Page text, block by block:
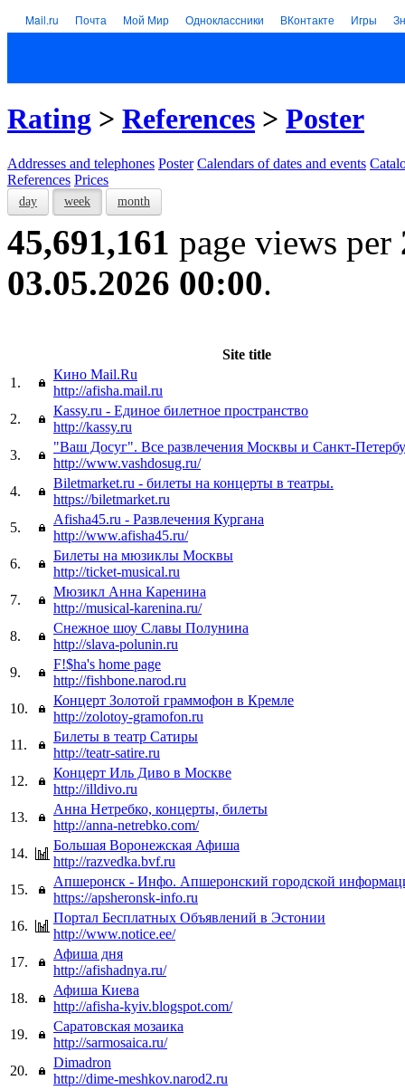
Mail.ru Почта Мой Мир Одноклассники ВКонтакте Игры
Rating > References > Poster
Addresses and telephones Poster Calendars of dates and events
References Prices
day week month
45,691,161 page views per
03.05.2026 00:00.
Site title
1.
Кино Mail.Ru
http://afisha.mail.ru
2.
Кassy.ru - Единое билетное пространство
http://kassy.ru
3.
"Ваш Досуг". Все развлечения Москвы и Санкт-
http://www.vashdosug.ru/
4.
Biletmarket.ru - билеты на концерты в театры.
https://biletmarket.ru
5.
Afisha45.ru - Развлечения Кургана
http://www.afisha45.ru/
6.
Билеты на мюзиклы Москвы
http://ticket-musical.ru
7.
Мюзикл Анна Каренина
http://musical-karenina.ru/
8.
Снежное шоу Славы Полунина
http://slava-polunin.ru
9.
F!$ha's home page
http://fishbone.narod.ru
10.
Концерт Золотой граммофон в Кремле
http://zolotoy-gramofon.ru
11.
Билеты в театр Сатиры
http://teatr-satire.ru
12.
Концерт Иль Диво в Москве
http://illdivo.ru
13.
Анна Нетребко, концерты, билеты
http://anna-netrebko.com/
14.
Большая Воронежская Афиша
http://razvedka.bvf.ru
15.
Апшеронск - Инфо. Апшеронский городской
https://apsheronsk-info.ru
16.
Портал Бесплатных Объявлений в Эстонии
http://www.notice.ee/
17.
Афиша дня
http://afishadnya.ru/
18.
Афиша Киева
http://afisha-kyiv.blogspot.com/
19.
Саратовская мозаика
http://sarmosaica.ru/
20.
Dimadron
http://dime-meshkov.narod2.ru